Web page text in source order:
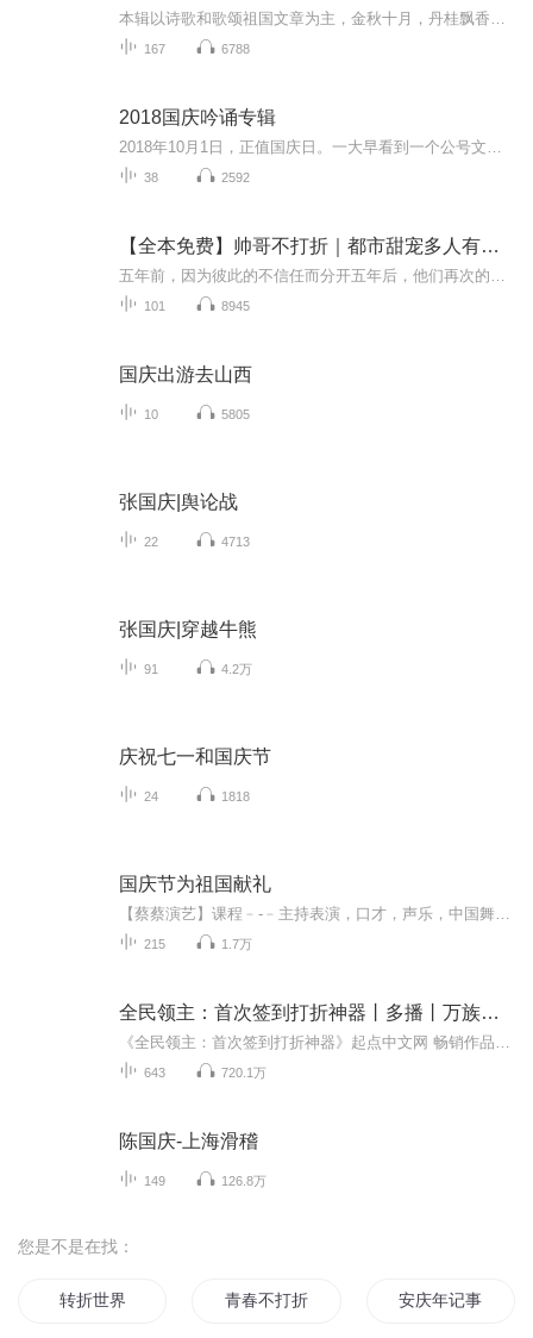
167 6788
2018国庆吟诵专辑
38 2592
【全本免费】帅哥不打折｜都市甜宠多人有声剧
101 8945
国庆出游去山西
10 5805
张国庆|舆论战
22 4713
张国庆|穿越牛熊
91 4.2万
庆祝七一和国庆节
24 1818
国庆节为祖国献礼
215 1.7万
全民领主：首次签到打折神器丨多播丨万族争霸人族逆袭
643 720.1万
陈国庆-上海滑稽
149 126.8万
您是不是在找：
转折世界 青春不打折 安庆年记事